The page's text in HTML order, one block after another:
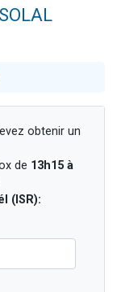
groupe sur Zoom
obtenir un
de 13h15 à
(ISR):